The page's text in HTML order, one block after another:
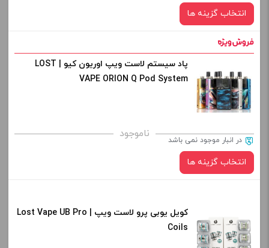
+
انتخاب گزینه ها
رنگ:
برای فعال شدن سبد خرید و نمایش قیمت ، گزینه های محصول را
از کادر بالا انتخاب کنید.
+
پاد سیستم لاست ویپ اوریون کیو | LOST
VAPE ORION Q Pod System
ناموجود در انبار موجود نمی باشد
انتخاب گزینه ها
رنگ:
کویل یوبی پرو لاست ویپ | Lost Vape UB Pro
Coils